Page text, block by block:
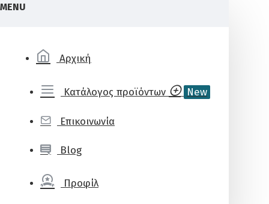
MENU
Αρχική
Κατάλογος προϊόντων New
Επικοινωνία
Blog
Προφίλ